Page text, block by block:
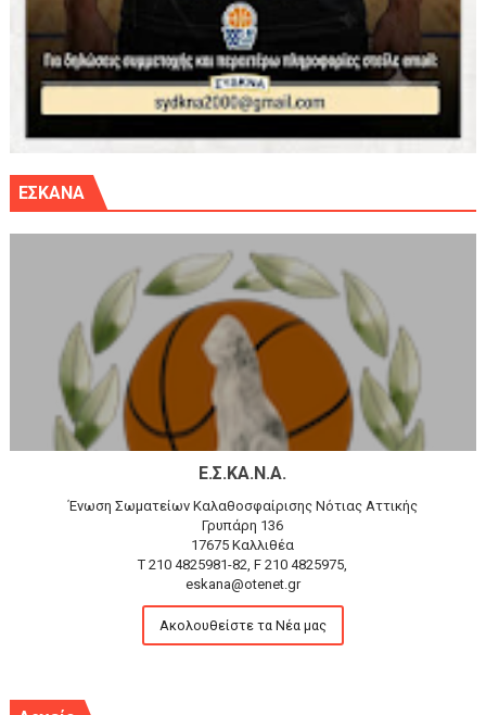
ΕΣΚΑΝΑ
Ε.Σ.ΚΑ.Ν.Α.
Ένωση Σωματείων Καλαθοσφαίρισης Νότιας Αττικής
Γρυπάρη 136
17675 Καλλιθέα
T 210 4825981-82, F 210 4825975,
eskana@otenet.gr
Ακολουθείστε τα Νέα μας